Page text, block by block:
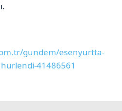
gundem/esenyurtta-
41486561